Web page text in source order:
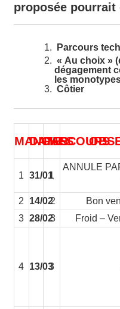
proposée
Parcours
« Au choix »
dégagement
les
Côtier
MANCHES
DATES
PARCOURS
1 31/01
1
ANNULE
2
14/02
2 Bon
3 28/02
3 Froid –
4 13/03
3